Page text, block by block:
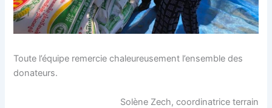
Toute l’équipe remercie chaleureusement l’ensemble des
donateurs.
Solène Zech, coordinatrice terrain